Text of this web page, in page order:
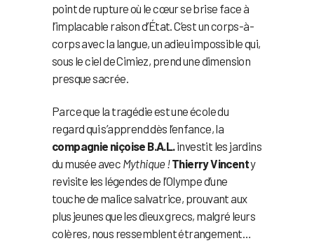
point de rupture où le cœur se brise face à
l’implacable raison d’État. C’est un corps-à-
corps avec la langue, un adieu impossible qui,
sous le ciel de Cimiez, prend une dimension
presque sacrée.
Parce que la tragédie est une école du
regard qui s’apprend dès l’enfance, la
compagnie niçoise B.A.L. investit les jardins
du musée avec Mythique !Thierry Vincenty
revisite les légendes de l’Olympe d’une
touche de malice salvatrice, prouvant aux
plus jeunes que les dieux grecs, malgré leurs
colères, nous ressemblent étrangement…